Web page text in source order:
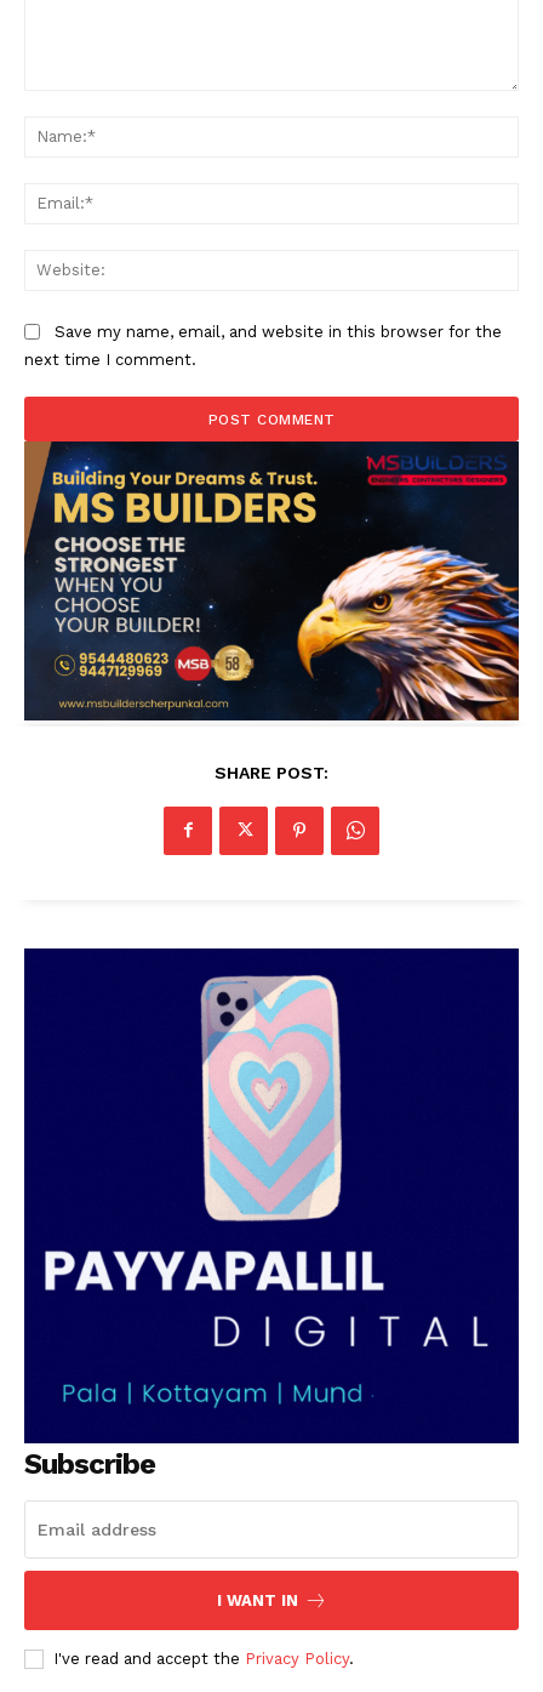
Save my name, email, and website in this browser for the
next time I comment.
SHARE POST:
Subscribe
I WANT IN
I've read and accept the Privacy Policy.